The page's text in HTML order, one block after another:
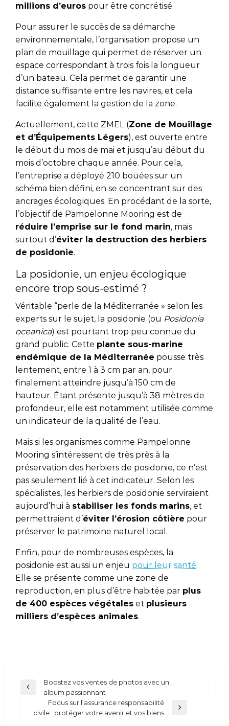
millions d’euros pour être concrétisé.
Pour assurer le succès de sa démarche
environnementale, l’organisation propose un
plan de mouillage qui permet de réserver un
espace correspondant à trois fois la longueur
d’un bateau. Cela permet de garantir une
distance suffisante entre les navires, et cela
facilite également la gestion de la zone.
Actuellement, cette ZMEL (Zone de Mouillage
et d’Équipements Légers), est ouverte entre
le début du mois de mai et jusqu’au début du
mois d’octobre chaque année. Pour cela,
l’entreprise a déployé 210 bouées sur un
schéma bien défini, en se concentrant sur des
ancrages écologiques. En procédant de la sorte,
l’objectif de Pampelonne Mooring est de
réduire l’emprise sur le fond marin, mais
surtout d’éviter la destruction des herbiers
de posidonie.
La posidonie, un enjeu écologique
encore trop sous-estimé ?
Véritable “perle de la Méditerranée » selon les
experts sur le sujet, la posidonie (ou Posidonia
oceanica) est pourtant trop peu connue du
grand public. Cette plante sous-marine
endémique de la Méditerranée pousse très
lentement, entre 1 à 3 cm par an, pour
finalement atteindre jusqu’à 150 cm de
hauteur. Étant présente jusqu’à 38 mètres de
profondeur, elle est notamment utilisée comme
un indicateur de la qualité de l’eau.
Mais si les organismes comme Pampelonne
Mooring s’intéressent de très près à la
préservation des herbiers de posidonie, ce n’est
pas seulement lié à cet indicateur. Selon les
spécialistes, les herbiers de posidonie serviraient
aujourd’hui à stabiliser les fonds marins, et
permettraient d’éviter l’érosion côtière pour
préserver le patrimoine naturel local.
Enfin, pour de nombreuses espèces, la
posidonie est aussi un enjeu pour leur santé.
Elle se présente comme une zone de
reproduction, en plus d’être habitée par plus
de 400 espèces végétales et plusieurs
milliers d’espèces animales.
Navigation
l’article
Previous
Boostez vos ventes de photos avec un
album passionnant
Next
Focus sur l’assurance responsabilité
civile : protéger votre avenir et vos biens